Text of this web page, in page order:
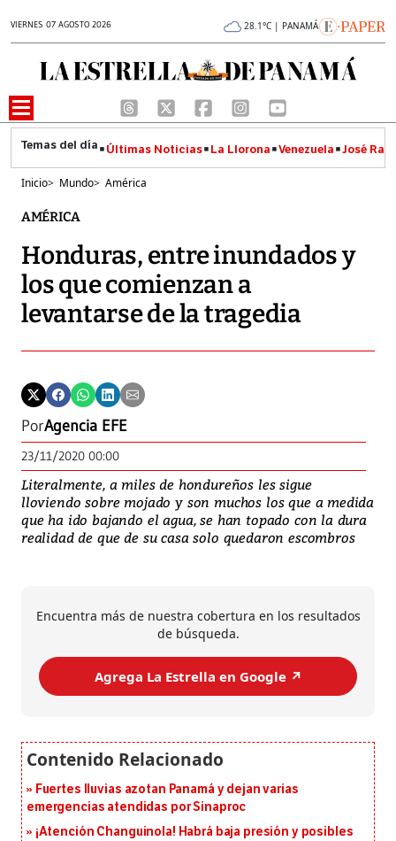
VIERNES 07 AGOSTO 2026 28.1°C | PANAMÁ
Últimas Noticias La Llorona Venezuela José
Inicio> Mundo> América
AMÉRICA
Honduras, entre inundados y
los que comienzan a
levantarse de la tragedia
PorAgencia EFE
23/11/2020 00:00
Literalmente, a miles de hondureños les sigue
lloviendo sobre mojado y son muchos los que a medida
que ha ido bajando el agua, se han topado con la dura
realidad de que de su casa solo quedaron escombros
Encuentra más de nuestra cobertura en los resultados
de búsqueda.
Agrega La Estrella en Google ↗️
Fuertes lluvias azotan Panamá y dejan varias
emergencias atendidas por Sinaproc
¡Atención Changuinola! Habrá baja presión y posibles